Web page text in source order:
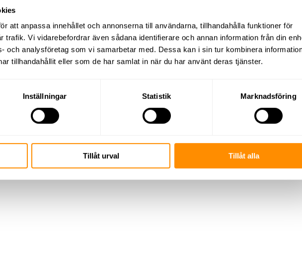
att anpassa innehållet och annonserna till användarna, tillhandahålla funktioner för
trafik. Vi vidarebefordrar även sådana identifierare och annan information från din
och analysföretag som vi samarbetar med. Dessa kan i sin tur kombinera
tillhandahållit eller som de har samlat in när du har använt deras tjänster.
Inställningar Statistik Marknadsföring
Tillåt urval Tillåt alla